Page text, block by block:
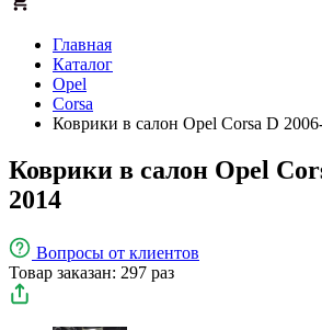
Главная
Каталог
Opel
Corsa
Коврики в салон Opel Corsa D
Коврики в салон Opel
2014
Вопросы от клиентов
Товар заказан: 297 раз